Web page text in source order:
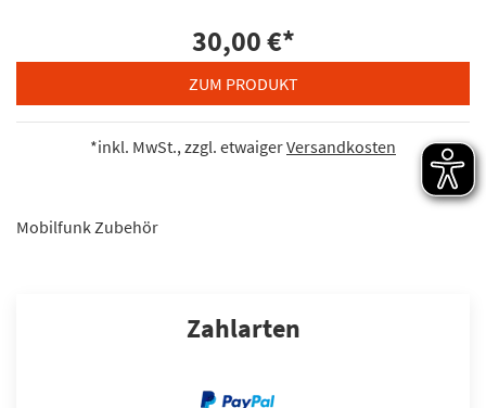
30,00 €*
ZUM PRODUKT
*inkl. MwSt., zzgl. etwaigerVersandkosten
Mobilfunk Zubehör
Zahlarten